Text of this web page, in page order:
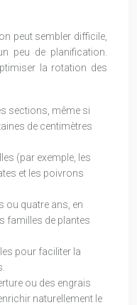
peut sembler difficile,
peu de planification.
la rotation des
sections, même si
de centimètres
(par exemple, les
et les poivrons
ou quatre ans, en
familles de plantes
pour faciliter la
ou des engrais
naturellement le